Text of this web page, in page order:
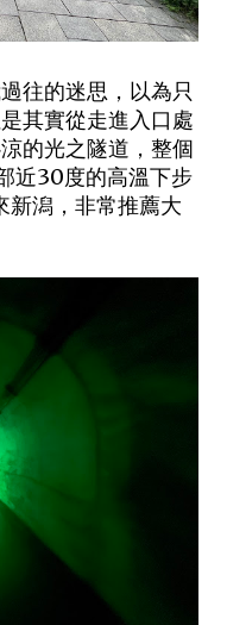
往的迷思，以為只
其實從走進入口處
的光之隧道，整個
近30度的高溫下步
新潟，非常推薦大